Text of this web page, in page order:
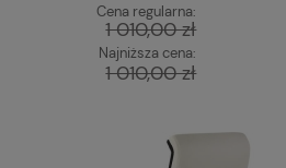
Cena regularna:
1 010,00 zł
Najniższa cena:
1 010,00 zł